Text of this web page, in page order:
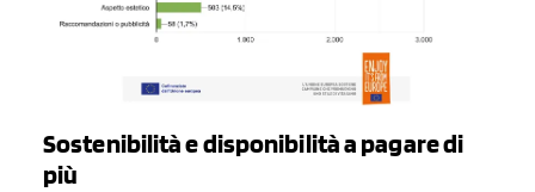
Sostenibilità e disponibilità a pagare di
più